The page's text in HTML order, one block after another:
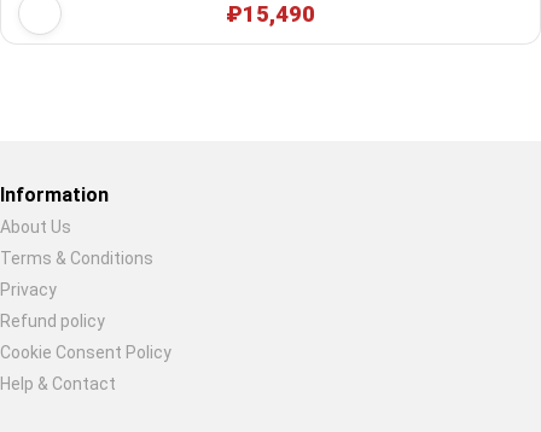
₽15,490
Information
About Us
Terms & Conditions
Privacy
Refund policy
Cookie Consent Policy
Help & Contact